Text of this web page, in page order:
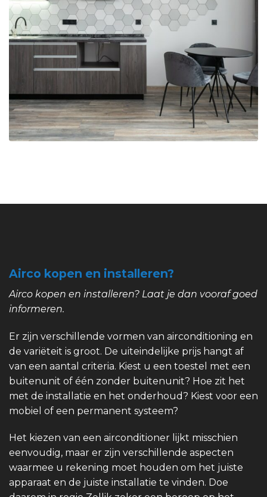
Airco kopen en installeren?
Airco kopen en installeren? Laat je dan vooraf goed
informeren.
Er zijn verschillende vormen van airconditioning en
de variëteit is groot. De uiteindelijke prijs hangt af
van een aantal criteria. Kiest u een toestel met een
buitenunit of één zonder buitenunit? Hoe zit het
met de installatie en het onderhoud? Kiest voor een
mobiel of een permanent systeem?
Het kiezen van een airconditioner lijkt misschien
eenvoudig, maar er zijn verschillende aspecten
waarmee u rekening moet houden om het juiste
apparaat en de juiste installatie te vinden. Doe